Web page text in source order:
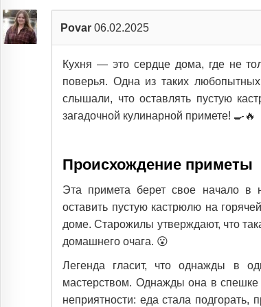
Povar 06.02.2025
Кухня — это сердце дома, где не
поверья. Одна из таких
слышали, что оставлять пустую
загадочной кулинарной примете! 🍳🔥
Происхождение приметы
Эта примета берет свое начало в
оставить пустую кастрюлю на
доме. Старожилы утверждают, что
домашнего очага. 😮
Легенда гласит, что однажды в
мастерством. Однажды она в
неприятности: еда стала